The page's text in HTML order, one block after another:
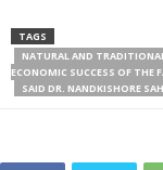
TAGS
NATURAL AND
ECONOMIC SUCCESS OF THE
SAID DR. NANDKISHORE SAH